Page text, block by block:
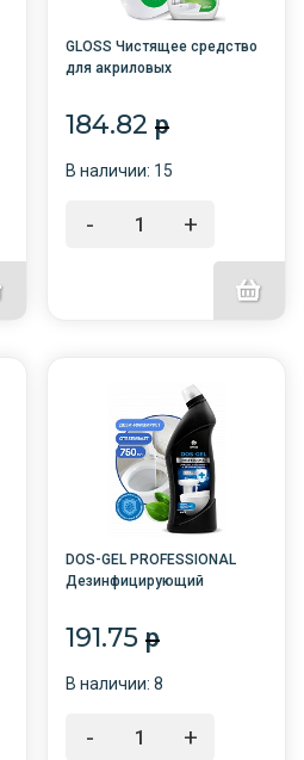
GLOSS Чистящее средство
для акриловых
триггером /8/GRASS/
184.82p
В наличии: 15
- +
DOS-GEL PROFESSIONAL
Дезинфицирующий
/12/GRASS/
191.75p
В наличии: 8
- +